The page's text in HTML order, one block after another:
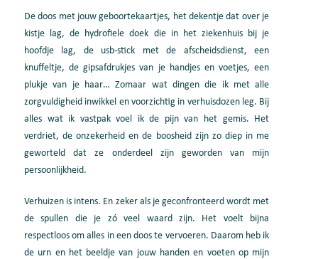
De doos met jouwgeboortekaartjes, het dekentje dat over je
kistje lag, de hydrofiele doek die in het ziekenhuis bij je
hoofdje lag, de usb-stick met de afscheidsdienst,
een
knuffeltje, de gipsafdrukjes van jehandjes envoetjes, een
plukje van je haar… Zomaar wat dingen die ik met alle
zorgvuldigheid inwikkel en voorzichtig in verhuisdozen leg. Bij
alles wat ik vastpakvoel ik de pijn van het gemis. Het
verdriet, de onzekerheid ende boosheid zijn zo diep in me
geworteld dat ze onderdeel zijn geworden van mijn
persoonlijkheid.
Verhuizen is intens. En zeker als je geconfronteerd wordt met
de spullen die je zóveel waard
zijn. Het voelt bijna
respectloos om alles in een doos te vervoeren. Daarom heb ik
de urn en het beeldje van jouw handen en voeten op mijn